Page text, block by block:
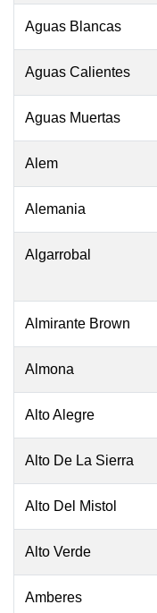
Aguas Blancas
Aguas Calientes
Aguas Muertas
Alem
Alemania
Algarrobal
Almirante Brown
Almona
Alto Alegre
Alto De La Sierra
Alto Del Mistol
Alto Verde
Amberes